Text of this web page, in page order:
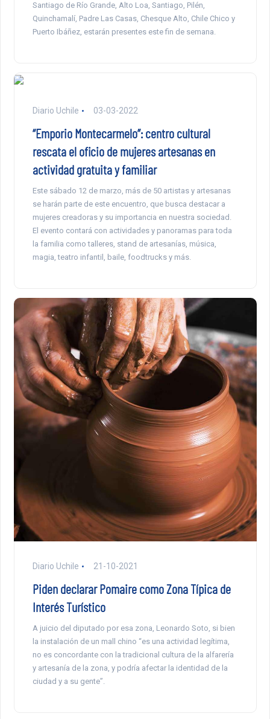
Santiago de Río Grande, Alto Loa, Santiago, Pilén,
Quinchamalí, Padre Las Casas, Chesque Alto, Chile Chico y
Puerto Ibáñez, estarán presentes este fin de semana.
Diario Uchile 03-03-2022
“Emporio Montecarmelo”: centro cultural
rescata el oficio de mujeres artesanas en
actividad gratuita y familiar
Este sábado 12 de marzo, más de 50 artistas y artesanas
se harán parte de este encuentro, que busca destacar a
mujeres creadoras y su importancia en nuestra sociedad.
El evento contará con actividades y panoramas para toda
la familia como talleres, stand de artesanías, música,
magia, teatro infantil, baile, foodtrucks y más.
Diario Uchile 21-10-2021
Piden declarar Pomaire como Zona Típica de
Interés Turístico
A juicio del diputado por esa zona, Leonardo Soto, si bien
la instalación de un mall chino “es una actividad legítima,
no es concordante con la tradicional cultura de la alfarería
y artesanía de la zona, y podría afectar la identidad de la
ciudad y a su gente”.